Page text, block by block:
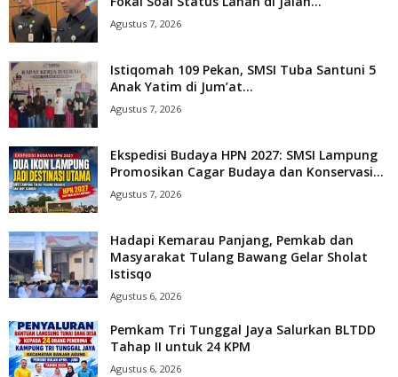
Agustus 7, 2026
Istiqomah 109 Pekan, SMSI Tuba Santuni 5
Anak Yatim di Jum’at...
Agustus 7, 2026
Ekspedisi Budaya HPN 2027: SMSI Lampung
Promosikan Cagar Budaya dan Konservasi...
Agustus 7, 2026
Hadapi Kemarau Panjang, Pemkab dan
Masyarakat Tulang Bawang Gelar Sholat
Istisqo
Agustus 6, 2026
Pemkam Tri Tunggal Jaya Salurkan BLTDD
Tahap II untuk 24 KPM
Agustus 6, 2026